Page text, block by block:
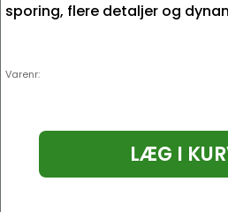
sporing, flere detaljer og
Varenr:
LÆG I